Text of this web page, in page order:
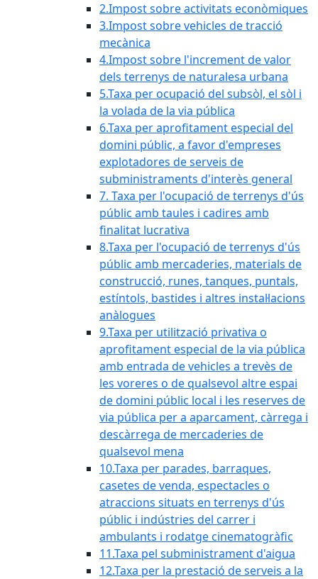
2.Impost sobre activitats econòmiques
3.Impost sobre vehicles de tracció
mecànica
4.Impost sobre l'increment de valor
dels terrenys de naturalesa urbana
5.Taxa per ocupació del subsòl, el sòl i
la volada de la via pública
6.Taxa per aprofitament especial del
domini públic, a favor d'empreses
explotadores de serveis de
subministraments d'interès general
7. Taxa per l'ocupació de terrenys d'ús
públic amb taules i cadires amb
finalitat lucrativa
8.Taxa per l'ocupació de terrenys d'ús
públic amb mercaderies, materials de
construcció, runes, tanques, puntals,
estíntols, bastides i altres instal·lacions
anàlogues
9.Taxa per utilització privativa o
aprofitament especial de la via pública
amb entrada de vehicles a trevès de
les voreres o de qualsevol altre espai
de domini públic local i les reserves de
via pública per a aparcament, càrrega i
descàrrega de mercaderies de
qualsevol mena
10.Taxa per parades, barraques,
casetes de venda, espectacles o
atraccions situats en terrenys d'ús
públic i indústries del carrer i
ambulants i rodatge cinematogràfic
11.Taxa pel subministrament d'aigua
12.Taxa per la prestació de serveis a la